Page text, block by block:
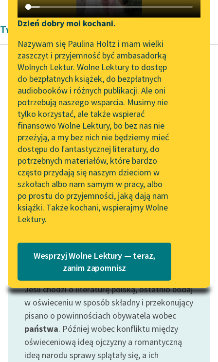
Katalog DAISY
Podkasty o książkach
Zgłoś brak utworu
Aktualności
Zapraszamy na spotkanie
online z tłumaczkami
literatury skandynawskiej
Spotkanie z Katarzyną
Tunkiel w Oslo
Wolne Lektury na 32.
Pol’and’Rock Festivalu
„Kochanek Lady
Chatterley” do słuchania
na Wolnych Lekturach
Nowy audiobook –
„Marzenie o Oriencie”
Lektury szkolne i klasyka
literatury do słuchania dla
uczennic i uczniów z
niepełnosprawnościami
E-kolekcja lektur
szkolnych i literatury do
Narzędzia
Mapa Wolnych Lektur
Leśmianator
Przewodnik dla piszących i
czytających
API
OAI-PMH
Widget Wolnych Lektur
Przypisy
Katalog w formacie PDF
Dzień dobry moi kochani.
Nazywam się Paulina Holtz i mam wielki
zaszczyt i przyjemność być ambasadorką
Wolnych Lektur. Wolne Lektury to dostęp
do bezpłatnych książek, do bezpłatnych
audiobooków i różnych publikacji. Ale oni
potrzebują naszego wsparcia. Musimy nie
tylko korzystać, ale także wspierać
finansowo Wolne Lektury, bo bez nas nie
przeżyją, a my bez nich nie będziemy mieć
dostępu do fantastycznej literatury, do
potrzebnych materiałów, które bardzo
często przydają się naszym dzieciom w
szkołach albo nam samym w pracy, albo
po prostu do przyjemności, jaką dają nam
książki. Także kochani, wspierajmy Wolne
Lektury.
Wesprzyj Wolne Lektury — teraz,
zanim zapomnisz
Twórczość Adolf Dygasiński
Adolf Dygasiński
Listy z Brazylii
— Bo uważam, iż
uobywatelnienie
człowieka jest sprawą
wychowania jego w
ciągu wieków, jest
dziełem pewnych...
Czytaj więcej
Motyw: Obywatel
Jeśli chodzi o literaturę polską, ostatnio bodaj
w oświeceniu w sposób składny i przekonujący
pisano o powinnościach obywatela wobec
państwa. Później wobec konfliktu między
oświeceniową ideą ojczyzny a romantyczną
ideą narodu sprawy splątały się, a ich